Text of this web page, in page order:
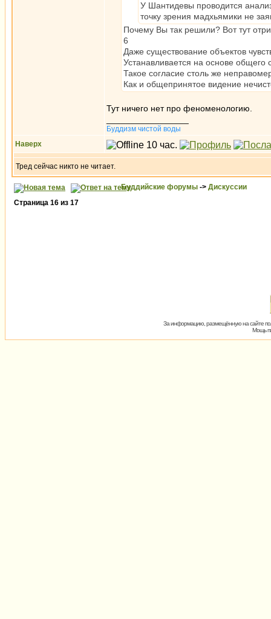
У Шантидевы проводится
точку зрения мадхьямики не
Почему Вы так решили? Вот тут
6
Даже существование объектов
Устанавливается на основе общего
Такое согласие столь же
Как и общепринятое видение
Тут ничего нет про феноменологию.
Буддизм чистой воды
Наверх
Тред сейчас никто не читает.
Буддийские форумы -> Дискуссии
Страница 16 из 17
За информацию, размещённую на сайте
Мощь